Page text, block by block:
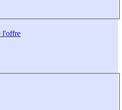
l'offre